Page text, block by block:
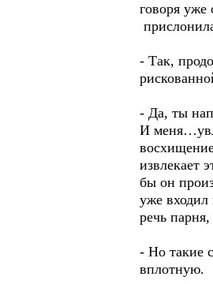
говоря уже
- Так,
- Да, ты
И
извлекает
бы он
уже
речь
- Но такие
вплотную.